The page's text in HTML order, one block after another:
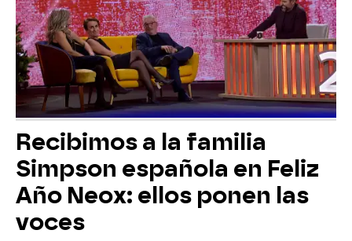
Recibimos a la familia
Simpson española en Feliz
Año Neox: ellos ponen las
voces